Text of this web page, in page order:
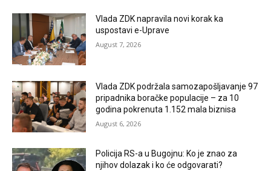
Vlada ZDK napravila novi korak ka
uspostavi e-Uprave
August 7, 2026
Vlada ZDK podržala samozapošljavanje 97
pripadnika boračke populacije – za 10
godina pokrenuta 1.152 mala biznisa
August 6, 2026
Policija RS-a u Bugojnu: Ko je znao za
njihov dolazak i ko će odgovarati?